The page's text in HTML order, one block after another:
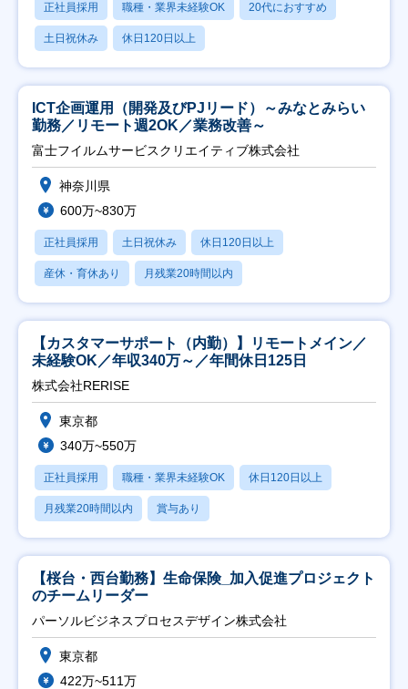
正社員採用 職種・業界未経験OK 20代におすすめ
土日祝休み 休日120日以上
ICT企画運用（開発及びPJリード）～みなとみらい
勤務／リモート週2OK／業務改善～
富士フイルムサービスクリエイティブ株式会社
神奈川県
600万~830万
正社員採用 土日祝休み 休日120日以上
産休・育休あり 月残業20時間以内
【カスタマーサポート（内勤）】リモートメイン／
未経験OK／年収340万～／年間休日125日
株式会社RERISE
東京都
340万~550万
正社員採用 職種・業界未経験OK 休日120日以上
月残業20時間以内 賞与あり
【桜台・西台勤務】生命保険_加入促進プロジェクト
のチームリーダー
パーソルビジネスプロセスデザイン株式会社
東京都
422万~511万